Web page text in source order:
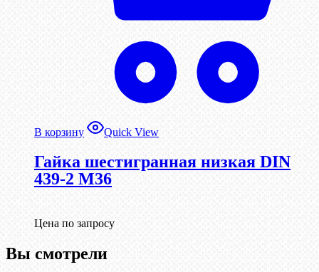
В корзину Quick View
Гайка шестигранная низкая DIN
439-2 М36
Цена по запросу
Вы смотрели